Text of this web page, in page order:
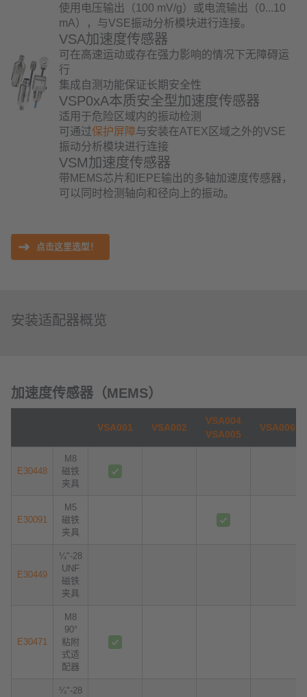
使用电压输出（100 mV/g）或电流输出（0...10
mA），与VSE振动分析模块进行连接。
VSA加速度传感器
可在高速运动或存在强力影响的情况下无障碍运
行
集成自测功能保证长期安全性
VSP0xA本质安全型加速度传感器
适用于危险区域内的振动检测
可通过保护屏障与安装在ATEX区域之外的VSE
振动分析模块进行连接
VSM加速度传感器
带MEMS芯片和IEPE输出的多轴加速度传感器，
可以同时检测轴向和径向上的振动。
点击这里选型！
安装适配器概览
加速度传感器（MEMS）
VSA001 VSA002
VSA004
VSA005
VSA006
E30448
M8
磁铁
夹具
E30091
M5
磁铁
夹具
E30449
¼"-28
UNF
磁铁
夹具
E30471
M8
90°
粘附
式适
配器
¼"-28